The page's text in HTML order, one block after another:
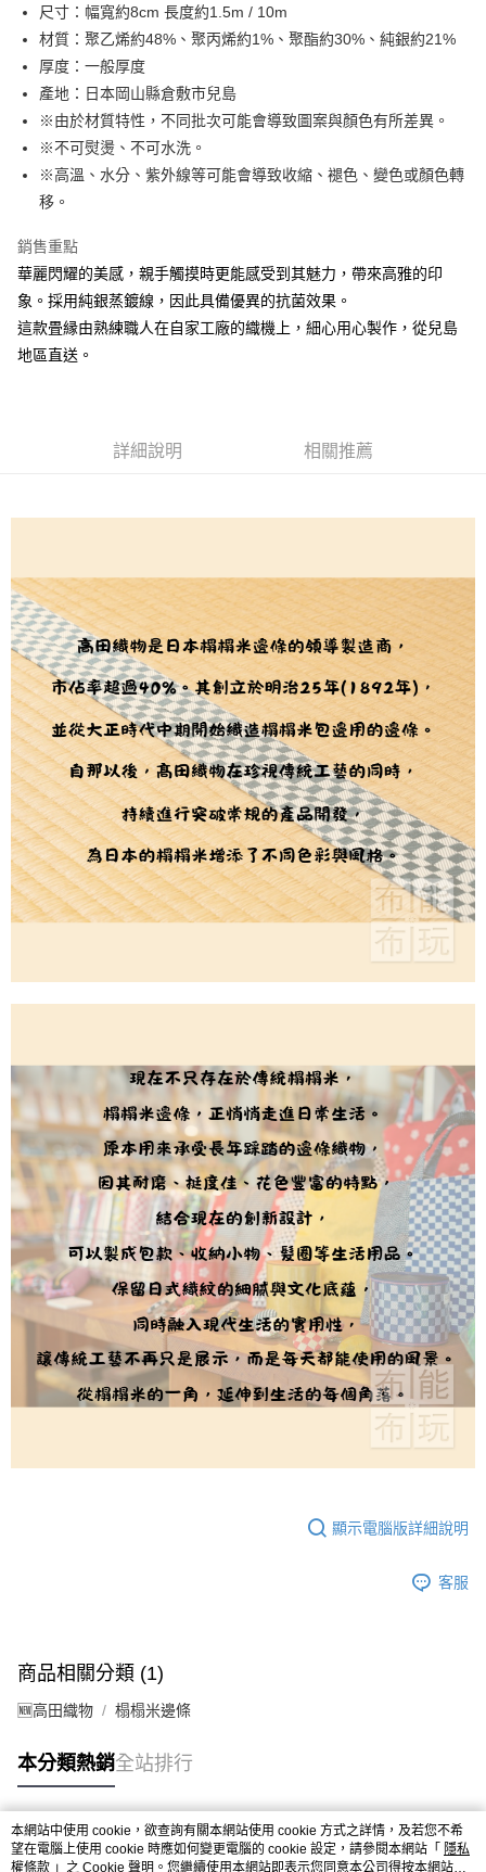
街口支付
Google Pay
大哥付你分期
相關說明
【大哥付你分期使用說明】
1.本服務由台灣大哥大提供，台灣大哥大用戶可立即使用無須另外申請。
流程，驗證手機門號後，選擇欲分期的期數、繳款截止日，確認付款後即完
3.實際核准額度、可分期數及費用金額請依後續交易確認頁面所載為準。
4.訂單成立30分鐘內，如未前往確認交易或遇審核未通過，訂單將自動取
法說明評估內容。
【繳款方式說明】
1.分期款項不併入電信帳單，「大哥付你分期」於每月結算日後寄送繳費提
醒簡訊。
1.本服務係由「台灣大哥大股份有限公司」（以下簡稱本公司）所提供，讓
2.基於同意付款使用「大哥付你分期」之契約關係目的，商店將以您的個人
3.完整用戶服務條款，請詳閱以下連結：https://oppay.tw/userRule
AFTEE先享後付
相關說明
AFTEE先享後付是「在收到商品之後才付款」的支付方式。 讓您購物簡單
便利好安心！
１．簡單：不需註冊會員、不需綁卡、不需儲值。
２．便利：只要手機號碼，簡訊認證，即可結帳。
【「AFTEE先享後付」結帳流程】
ATM／網路銀行／等多元方式進行付款，方視為交易完成。
【注意事項】
１．透過由恩沛科技股份有限公司提供之「AFTEE先享後付」服務完成之交
易，需依本服務之必要範圍內提供個人資料，並將交易相關給付款項請求債
權轉讓予恩沛科技股份有限公司。
２．關於個人資料處理事宜，請瀏覽以下網址：
https://aftee.tw/terms/#terms3
３．未成年的使用者請事先徵得法定代理人或監護人之同意方可使用
「AFTEE先享後付」，若未經同意申辦者引起之損失，本公司不負相關責
任。
４．使用「AFTEE先享後付」時，將依據個別帳號之用戶狀況，依本公司即
時審查核予不同之上限額度；若仍有額度不足之情形，本公司將視審查結果
請求用戶進行身份認證。
５．嚴禁一人註冊多個帳號或使用他人資訊註冊。若發現惡意使用之情形，
恩沛科技股份有限公司將有權停止該用戶之使用額度並採取法律行動。
全家取貨付款
每筆NT$65，滿NT$1,500(含以上)免運費
尺寸：幅寬約8cm 長度約1.5m / 10m
材質：聚乙烯約48%、聚丙烯約1%、聚酯約30%、純銀約21%
厚度：一般厚度
產地：日本岡山縣倉敷市兒島
※由於材質特性，不同批次可能會導致圖案與顏色有所差異。
※不可熨燙、不可水洗。
※高溫、水分、紫外線等可能會導致收縮、褪色、變色或顏色轉
移。
銷售重點
華麗閃耀的美感，親手觸摸時更能感受到其魅力，帶來高雅的印
象。採用純銀蒸鍍線，因此具備優異的抗菌效果。
這款畳縁由熟練職人在自家工廠的織機上，細心用心製作，從兒島
地區直送。
詳細說明 相關推薦
顯示電腦版詳細說明
客服
商品相關分類 (1)
🆕高田織物 榻榻米邊條
本分類熱銷全站排行
熱門標籤
本網站中使用 cookie，欲查詢有關本網站使用 cookie 方式之詳情，及若您不希
望在電腦上使用 cookie 時應如何變更電腦的 cookie 設定，請參閱本網站「 隱私
權條款 」之 Cookie 聲明。您繼續使用本網站即表示您同意本公司得按本網站使